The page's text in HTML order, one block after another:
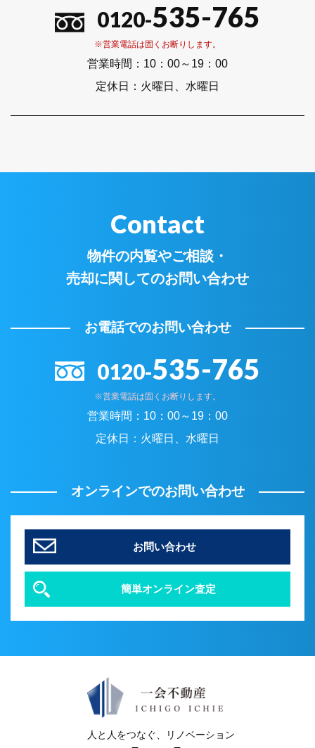
0120-535-765
※営業電話は固くお断りします。
営業時間： 10：00～19：00
定休日： 火曜日、水曜日
Contact
物件の内覧やご相談・
売却に関してのお問い合わせ
お電話でのお問い合わせ
0120-535-765
※営業電話は固くお断りします。
営業時間： 10：00～19：00
定休日： 火曜日、水曜日
オンラインでのお問い合わせ
お問い合わせ
簡単オンライン査定
人と人をつなぐ、リノベーション